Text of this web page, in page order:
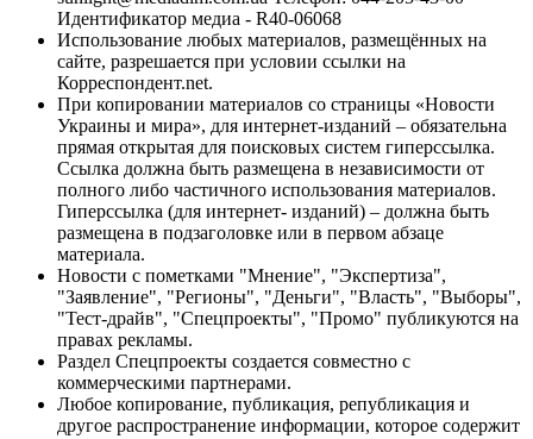
Идентификатор медиа - R40-06068
Использование любых материалов, размещённых на
сайте, разрешается при условии ссылки на
Корреспондент.net.
При копировании материалов со страницы «Новости
Украины и мира», для интернет-изданий – обязательна
прямая открытая для поисковых систем гиперссылка.
Ссылка должна быть размещена в независимости от
полного либо частичного использования материалов.
Гиперссылка (для интернет- изданий) – должна быть
размещена в подзаголовке или в первом абзаце
материала.
Новости с пометками "Мнение", "Экспертиза",
"Заявление", "Регионы", "Деньги", "Власть", "Выборы",
"Тест-драйв", "Спецпроекты", "Промо" публикуются на
правах рекламы.
Раздел Спецпроекты создается совместно с
коммерческими партнерами.
Любое копирование, публикация, републикация и
другое распространение информации, которое содержит